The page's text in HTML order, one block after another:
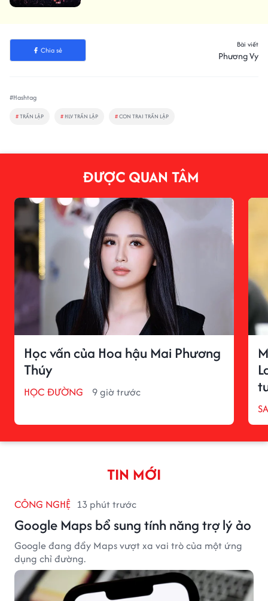
Chia sẻ
Bài viết
Phương Vy
#Hashtag
#TRẦN LẬP # HLV TRẦN LẬP #CON TRAI TRẦN LẬP
ĐƯỢC QUAN TÂM
Học vấn của Hoa hậu Mai Phương
Thúy
HỌC ĐƯỜNG 9 giờ trước
TIN MỚI
CÔNG NGHỆ 13 phút trước
Google Maps bổ sung tính năng trợ lý ảo
Google đang đẩy Maps vượt xa vai trò của một ứng
dụng chỉ đường.